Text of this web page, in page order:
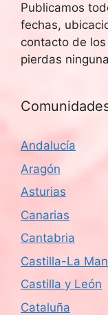
Publicamos
fechas,
contacto de
pierdas
Andalucía
Aragón
Asturias
Canarias
Cantabria
Castilla-La
Castilla y León
Cataluña